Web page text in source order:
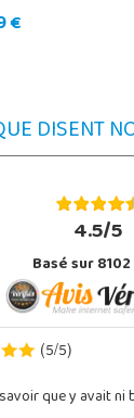
€
DISENT
4.5/5
Basé sur
(5/5)
que y avait ni